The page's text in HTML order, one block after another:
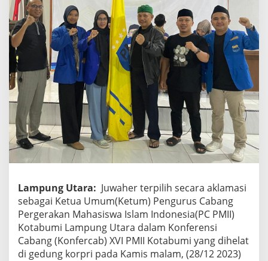
M
I
I
L
a
m
p
g
U
t
a
a
Lampung Utara: Juwaher terpilih secara aklamasi
sebagai Ketua Umum(Ketum) Pengurus Cabang
Pergerakan Mahasiswa Islam Indonesia(PC PMII)
Kotabumi Lampung Utara dalam Konferensi
Cabang (Konfercab) XVI PMII Kotabumi yang dihelat
di gedung korpri pada Kamis malam, (28/12 2023)